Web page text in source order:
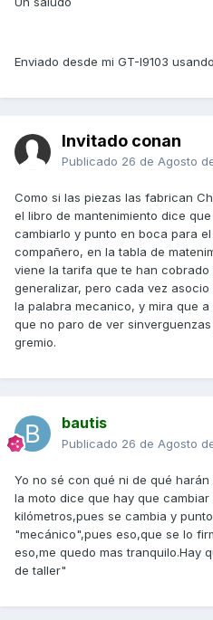
Enviado desde mi GT-I9103
Invitado conan
Publicado 26 de Agosto
Como si las piezas las fabrican
el libro de mantenimiento dice
cambiarlo y punto en boca para
compañero, en la tabla de
viene la tarifa que te han
generalizar, pero cada vez
la palabra mecanico, y mira que
que no paro de ver
gremio.
bautis
Publicado 26 de Agosto
Yo no sé con qué ni de qué
la moto dice que hay que
kilómetros,pues se cambia y
"mecánico",pues eso,que se lo
eso,me quedo mas tranquilo.Hay
de taller"